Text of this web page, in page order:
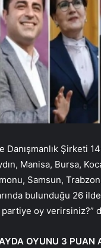
Danışmanlık Şirketi
Manisa, Bursa,
Samsun,
bulunduğu 26
oy verirsiniz?”
OYUNU 3 PUAN